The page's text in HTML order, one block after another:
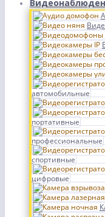
автомобильные
портативные
профессиональные
спортивные
цифровые